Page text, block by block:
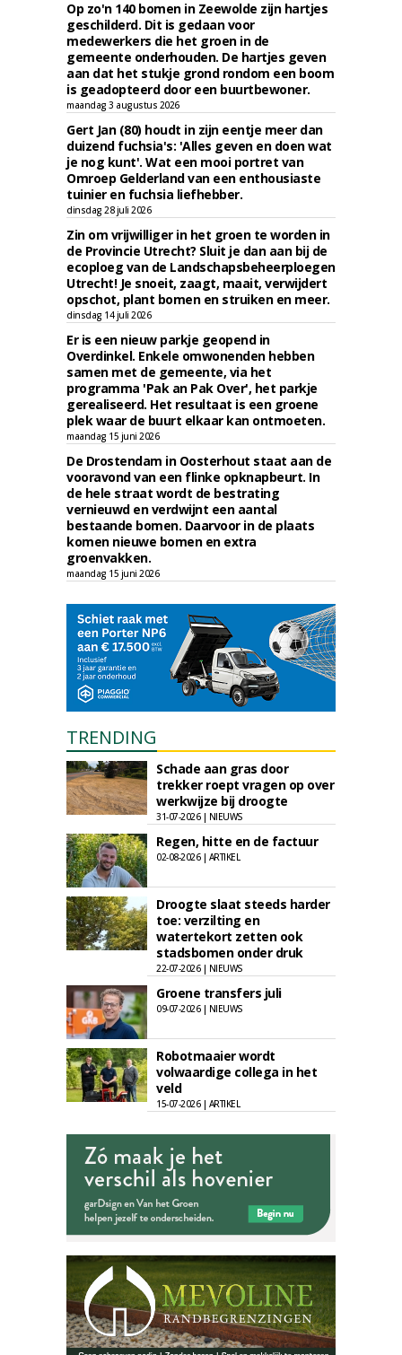
Op zo'n 140 bomen in Zeewolde zijn hartjes
geschilderd. Dit is gedaan voor
medewerkers die het groen in de
gemeente onderhouden. De hartjes geven
aan dat het stukje grond rondom een boom
is geadopteerd door een buurtbewoner.
maandag 3 augustus 2026
Gert Jan (80) houdt in zijn eentje meer dan
duizend fuchsia's: 'Alles geven en doen wat
je nog kunt'. Wat een mooi portret van
Omroep Gelderland van een enthousiaste
tuinier en fuchsia liefhebber.
dinsdag 28 juli 2026
Zin om vrijwilliger in het groen te worden in
de Provincie Utrecht? Sluit je dan aan bij de
ecoploeg van de Landschapsbeheerploegen
Utrecht! Je snoeit, zaagt, maait, verwijdert
opschot, plant bomen en struiken en meer.
dinsdag 14 juli 2026
Er is een nieuw parkje geopend in
Overdinkel. Enkele omwonenden hebben
samen met de gemeente, via het
programma 'Pak an Pak Over', het parkje
gerealiseerd. Het resultaat is een groene
plek waar de buurt elkaar kan ontmoeten.
maandag 15 juni 2026
De Drostendam in Oosterhout staat aan de
vooravond van een flinke opknapbeurt. In
de hele straat wordt de bestrating
vernieuwd en verdwijnt een aantal
bestaande bomen. Daarvoor in de plaats
komen nieuwe bomen en extra
groenvakken.
maandag 15 juni 2026
TRENDING
Schade aan gras door
trekker roept vragen op over
werkwijze bij droogte
31-07-2026 | NIEUWS
Regen, hitte en de factuur
02-08-2026 | ARTIKEL
Droogte slaat steeds harder
toe: verzilting en
watertekort zetten ook
stadsbomen onder druk
22-07-2026 | NIEUWS
Groene transfers juli
09-07-2026 | NIEUWS
Robotmaaier wordt
volwaardige collega in het
veld
15-07-2026 | ARTIKEL